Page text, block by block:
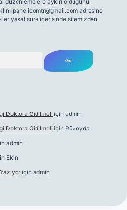
düzenlemelere aykırı olduğunu
adresine
yasal süre içerisinde sitemizden
Doktora Gidilmeli için admin
Doktora Gidilmeli için Rüveyda
admin
Ekin
için admin